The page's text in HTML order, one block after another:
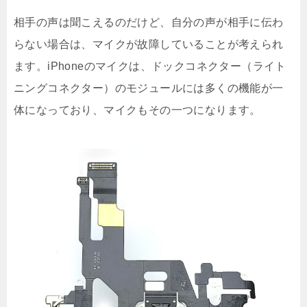
相手の声は聞こえるのだけど、自分の声が相手に伝わ
らない場合は、マイクが故障していることが考えられ
ます。iPhoneのマイクは、ドックコネクター（ライト
ニングコネクター）のモジュールには多くの機能が一
体になっており、マイクもその一つになります。